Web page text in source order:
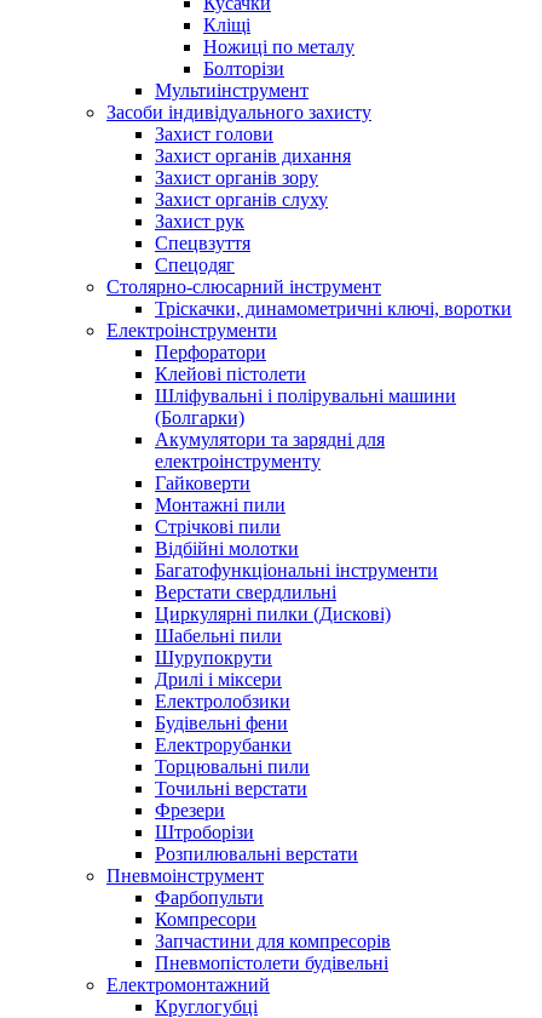
Кліщі
Ножиці по металу
Болторізи
Мультиінструмент
Засоби індивідуального захисту
Захист голови
Захист органів дихання
Захист органів зору
Захист органів слуху
Захист рук
Спецвзуття
Спецодяг
Столярно-слюсарний інструмент
Тріскачки, динамометричні ключі, воротки
Електроінструменти
Перфоратори
Клейові пістолети
Шліфувальні і полірувальні машини
(Болгарки)
Акумулятори та зарядні для
електроінструменту
Гайковерти
Монтажні пили
Стрічкові пили
Відбійні молотки
Багатофункціональні інструменти
Верстати свердлильні
Циркулярні пилки (Дискові)
Шабельні пили
Шурупокрути
Дрилі і міксери
Електролобзики
Будівельні фени
Електрорубанки
Торцювальні пили
Точильні верстати
Фрезери
Штроборізи
Розпилювальні верстати
Пневмоінструмент
Фарбопульти
Компресори
Запчастини для компресорів
Пневмопістолети будівельні
Електромонтажний
Круглогубці